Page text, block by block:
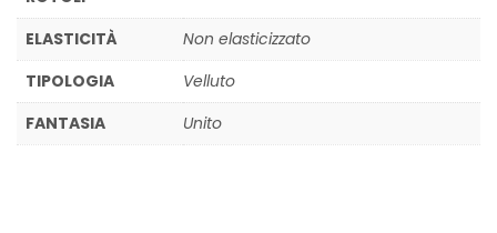
ELASTICITÀ
Non elasticizzato
TIPOLOGIA
Velluto
FANTASIA
Unito